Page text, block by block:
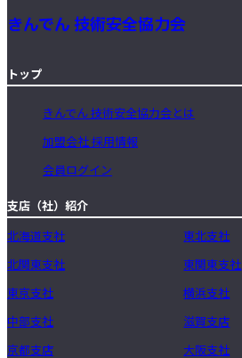
きんでん 技術安全協力会
トップ
きんでん 技術安全協力会とは
加盟会社 採用情報
会員ログイン
支店（社）紹介
北海道支社
東北支社
北関東支社
東関東支社
東京支社
横浜支社
中部支社
滋賀支店
京都支店
大阪支社